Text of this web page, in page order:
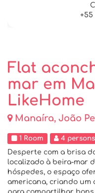
Flat
mar em
LikeHome
Manaíra, João
1 Room 4 persons
Desperte com a brisa
localizado à beira-mar
hóspedes, o espaço
americana, criando
+55